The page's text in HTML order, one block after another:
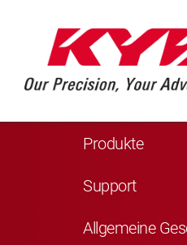
Navigation
Produkte
Support
Allgemeine